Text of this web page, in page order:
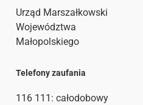
Urząd Marszałkowski
Województwa
Małopolskiego
Telefony zaufania
116 111 : całodobowy